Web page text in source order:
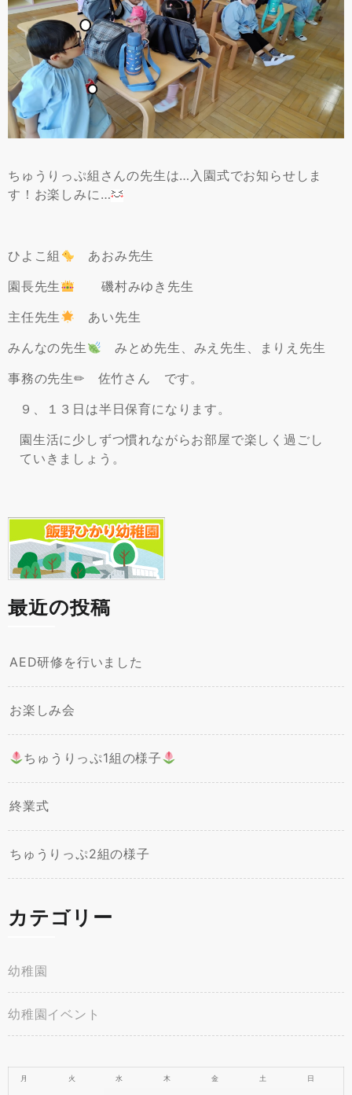
ちゅうりっぷ組さんの先生は…入園式でお知らせしま
す！お楽しみに…
ひよこ組
あおみ先生
園長先生
磯村みゆき先生
主任先生
あい先生
みんなの先生
みとめ先生、みえ先生、まりえ先生
事務の先生✏ 佐竹さん です。
９、１３日は半日保育になります。
園生活に少しずつ慣れながらお部屋で楽しく過ごし
ていきましょう。
最近の投稿
AED研修を行いました
お楽しみ会
ちゅうりっぷ1組の様子
終業式
ちゅうりっぷ2組の様子
カテゴリー
幼稚園
幼稚園イベント
月 火 水 木 金 土 日